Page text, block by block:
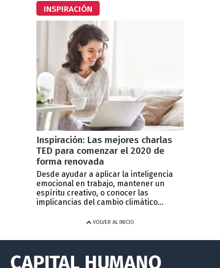
INSPIRACIÓN
Inspiración: Las mejores charlas
TED para comenzar el 2020 de
forma renovada
Desde ayudar a aplicar la inteligencia
emocional en trabajo, mantener un
espíritu creativo, o conocer las
implicancias del cambio climático...
VOLVER AL INICIO